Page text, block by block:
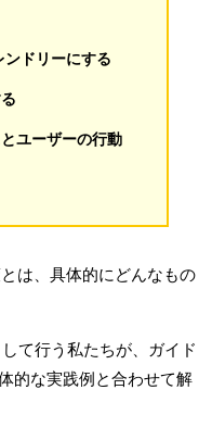
ドリーにする
ユーザーの行動
は、具体的にどんなもの
て行う私たちが、ガイド
的な実践例と合わせて解